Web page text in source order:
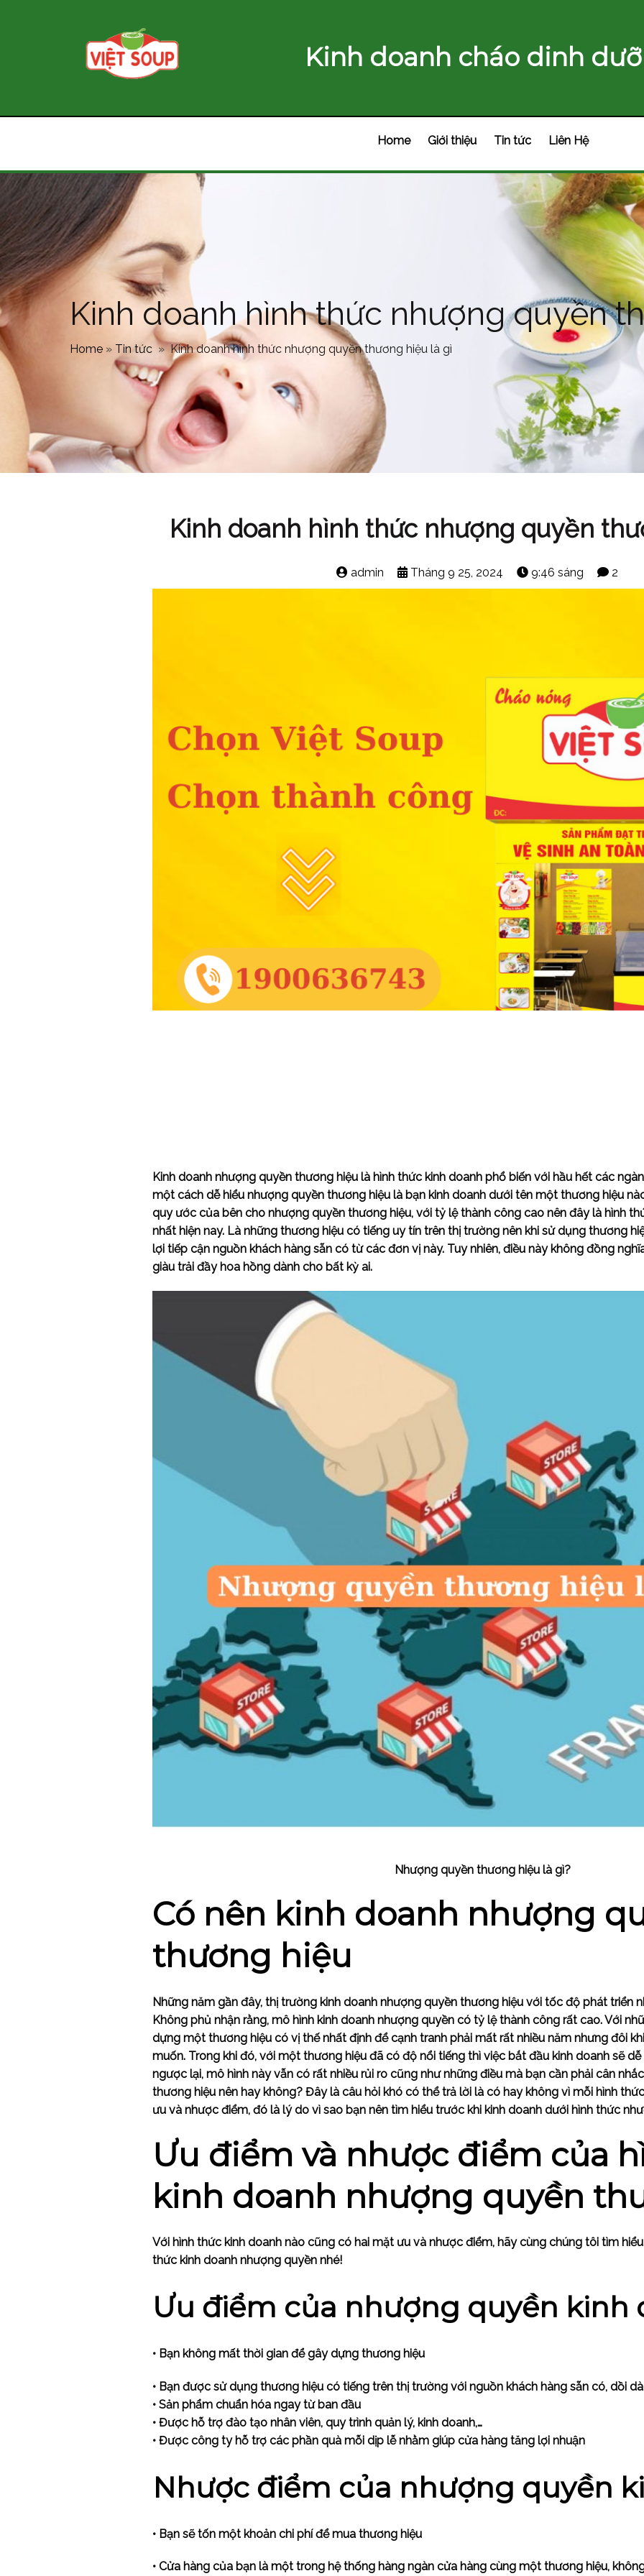
Kinh doanh cháo dinh
Home Giới thiệu Tin tức Liên Hệ
Kinh doanh hình thức nhượng quyền
Home » Tin tức » Kinh doanh hình thức nhượng quyền thương hiệu là gì
Kinh doanh hình thức nhượng quyền
admin Tháng 9 25, 2024 9:46 sáng 2
Kinh doanh nhượng quyền thương hiệu là hình thức kinh doanh phổ biến với hầu hết các
một cách dễ hiểu nhượng quyền thương hiệu là bạn kinh doanh dưới tên một thương hiệu
quy ước của bên cho nhượng quyền thương hiệu, với tỷ lệ thành công cao nên đây là hình
nhất hiện nay. Là những thương hiệu có tiếng uy tín trên thị trường nên khi sử dụng thương
lợi tiếp cận nguồn khách hàng sẵn có từ các đơn vị này. Tuy nhiên, điều này không đồng
giàu trải đầy hoa hồng dành cho bất kỳ ai.
Nhượng quyền thương hiệu là gì?
Có nên kinh doanh nhượng
thương hiệu
Những năm gần đây, thị trường kinh doanh nhượng quyền thương hiệu với tốc độ phát triển
Không phủ nhận rằng, mô hình kinh doanh nhượng quyền có tỷ lệ thành công rất cao. Với
dựng một thương hiệu có vị thế nhất định để cạnh tranh phải mất rất nhiều năm nhưng đôi
muốn. Trong khi đó, với một thương hiệu đã có độ nổi tiếng thì việc bắt đầu kinh doanh sẽ
ngược lại, mô hình này vẫn có rất nhiều rủi ro cũng như những điều mà bạn cần phải cân
thương hiệu nên hay không? Đây là câu hỏi khó có thể trả lời là có hay không vì mỗi hình
ưu và nhược điểm, đó là lý do vì sao bạn nên tìm hiểu trước khi kinh doanh dưới hình thức
Ưu điểm và nhược điểm của
kinh doanh nhượng quyền
Với hình thức kinh doanh nào cũng có hai mặt ưu và nhược điểm, hãy cùng chúng tôi tìm
thức kinh doanh nhượng quyền nhé!
Ưu điểm của nhượng quyền kinh
• Bạn không mất thời gian để gây dựng thương hiệu
• Bạn được sử dụng thương hiệu có tiếng trên thị trường với nguồn khách hàng sẵn có, dồi
• Sản phẩm chuẩn hóa ngay từ ban đầu
• Được hỗ trợ đào tạo nhân viên, quy trình quản lý, kinh doanh,…
• Được công ty hỗ trợ các phần quà mỗi dịp lễ nhằm giúp cửa hàng tăng lợi nhuận
Nhược điểm của nhượng quyền
• Bạn sẽ tốn một khoản chi phí để mua thương hiệu
• Cửa hàng của bạn là một trong hệ thống hàng ngàn cửa hàng cùng một thương hiệu,